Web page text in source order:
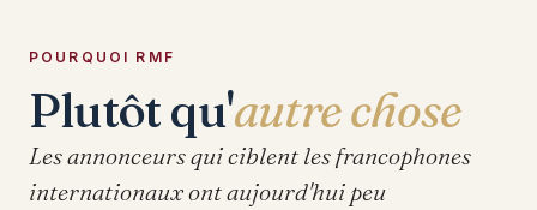
POURQUOI RMF
Plutôt qu'autre chose
Les annonceurs qui ciblent les francophones
internationaux ont aujourd'hui peu